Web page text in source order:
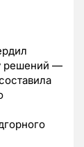
решений —